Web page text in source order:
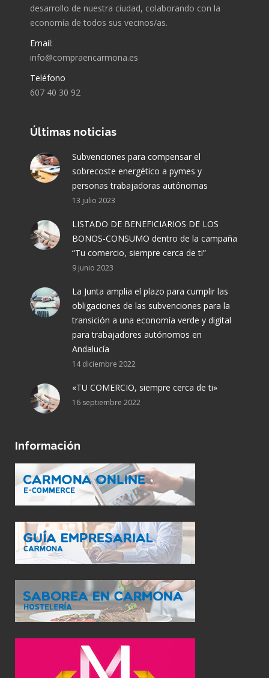
desarrollo de nuestra ciudad, colaborando con la
economía de todos sus vecinos/as.
Email:
info@compraencarmona.es
Teléfono
607 40 30 92
Últimas noticias
Subvenciones para compensar el
sobrecoste energético a pymes y
personas trabajadoras autónomas
13 julio 2023
LISTADO DE BENEFICIARIOS DE LOS
BONOS-CONSUMO dentro de la campaña
“Tu comercio, siempre cerca de ti”
9 junio 2023
La Junta amplia el plazo para cumplir las
obligaciones de las subvenciones para la
transición a una economía verde y digital
para trabajadores autónomos en
Andalucía
14 diciembre 2022
«TU COMERCIO, siempre cerca de ti»
16 septiembre 2022
Información